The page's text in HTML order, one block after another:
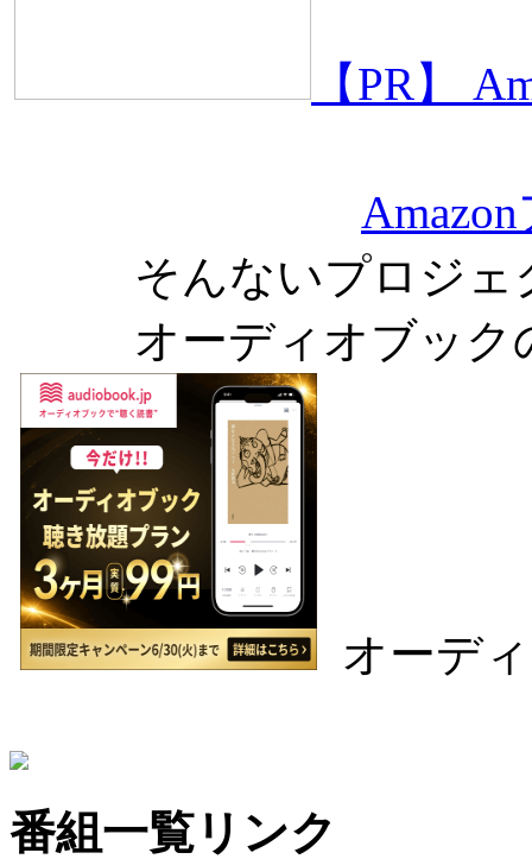
【PR】
そんないプロジェ
オーディオブック
オーデ
番組一覧リンク